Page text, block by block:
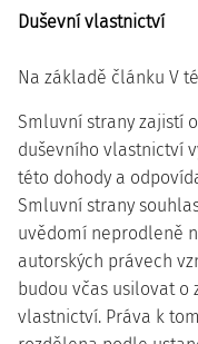
Duševní vlastnictví
Na základě článku V
Smluvní strany zajistí
duševního vlastnictví
této dohody a
Smluvní strany
uvědomí neprodleně
autorských právech
budou včas usilovat o
vlastnictví. Práva k